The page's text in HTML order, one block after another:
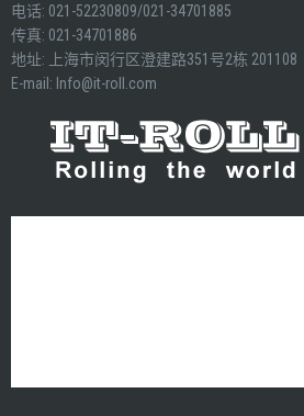
电话: 021-52230809/021-34701885
传真: 021-34701886
地址: 上海市闵行区澄建路351号2栋 201108
E-mail: Info@it-roll.com